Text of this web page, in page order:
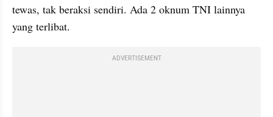
tewas, tak beraksi sendiri. Ada 2 oknum TNI lainnya
yang terlibat.
ADVERTISEMENT